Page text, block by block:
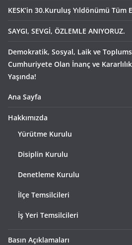
KESK’in 30.Kuruluş Yıldönümü
SAYGI, SEVGİ, ÖZLEMLE ANIYORUZ.
Demokratik, Sosyal, Laik ve
Cumhuriyete Olan İnanç ve
Yaşında!
Ana Sayfa
Hakkımızda
Yürütme Kurulu
Disiplin Kurulu
Denetleme Kurulu
İlçe Temsilcileri
İş Yeri Temsilcileri
Basın Açıklamaları